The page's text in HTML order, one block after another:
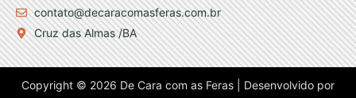
contato@decaracomasferas.com.br
Cruz das Almas /BA
Copyright © 2026 De Cara com as Feras | Desenvolvido por